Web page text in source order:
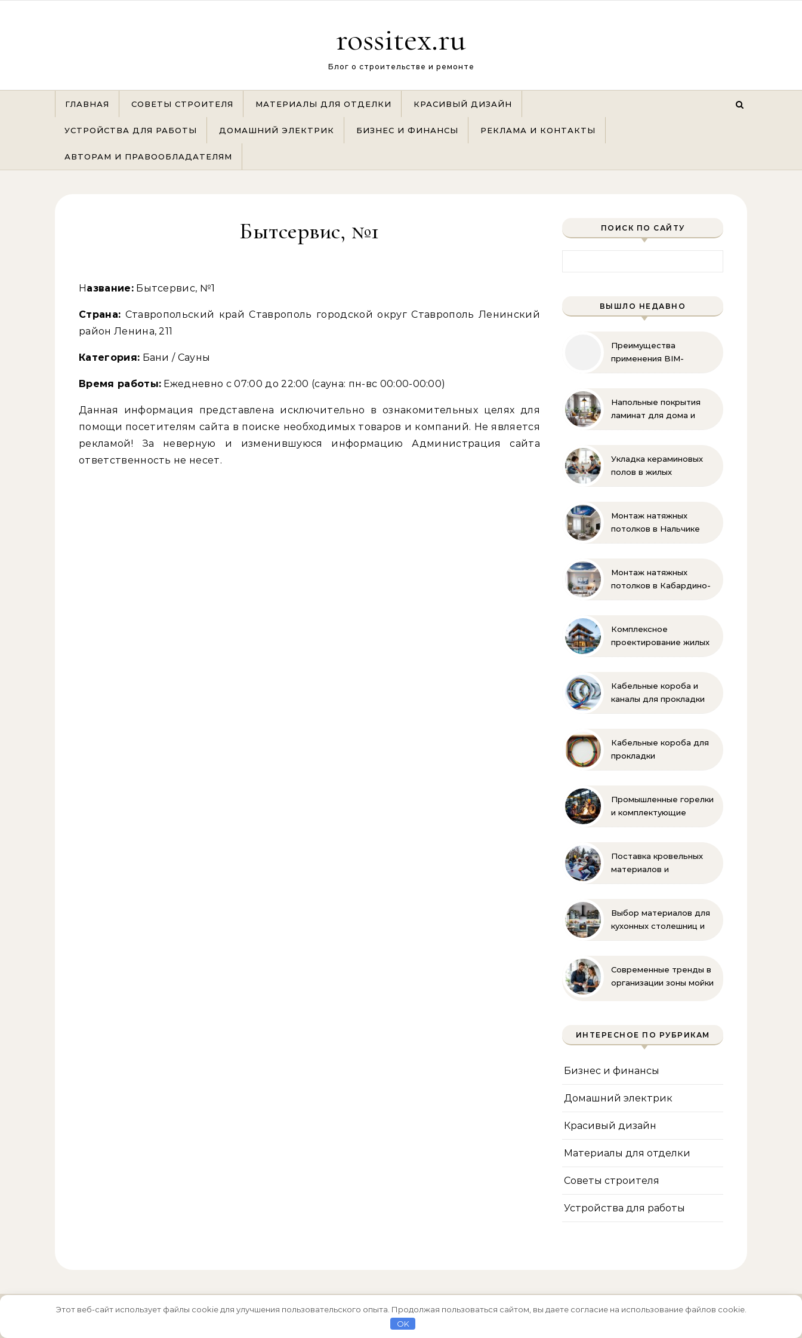
rossitex.ru
Блог о строительстве и ремонте
ГЛАВНАЯ СОВЕТЫ СТРОИТЕЛЯ МАТЕРИАЛЫ ДЛЯ ОТДЕЛКИ КРАСИВЫЙ ДИЗАЙН
УСТРОЙСТВА ДЛЯ РАБОТЫ ДОМАШНИЙ ЭЛЕКТРИК БИЗНЕС И ФИНАНСЫ РЕКЛАМА И КОНТАКТЫ
АВТОРАМ И ПРАВООБЛАДАТЕЛЯМ
Бытсервис, №1
Название:Бытсервис, №1
Страна: Ставропольский край Ставрополь городской округ Ставрополь Ленинский
район Ленина, 211
Категория: Бани / Сауны
Время работы: Ежедневно с 07:00 до 22:00 (сауна: пн-вс 00:00-00:00)
Данная информация представлена исключительно в ознакомительных целях для
помощи посетителям сайта в поиске необходимых товаров и компаний. Не является
рекламой! За неверную и изменившуюся информацию Администрация сайта
ответственность не несет.
ПОИСК ПО САЙТУ
ВЫШЛО НЕДАВНО
Преимущества
применения BIM-
Напольные покрытия
ламинат для дома и
Укладка кераминовых
полов в жилых
Монтаж натяжных
потолков в Нальчике
Монтаж натяжных
потолков в Кабардино-
Комплексное
проектирование жилых
Кабельные короба и
каналы для прокладки
Кабельные короба для
прокладки
Промышленные горелки
и комплектующие
Поставка кровельных
материалов и
Выбор материалов для
кухонных столешниц и
Современные тренды в
организации зоны мойки
ИНТЕРЕСНОЕ ПО РУБРИКАМ
Бизнес и финансы
Домашний электрик
Красивый дизайн
Материалы для отделки
Советы строителя
Устройства для работы
Optima Themes
Этот веб-сайт использует файлы cookie для улучшения пользовательского опыта. Продолжая пользоваться сайтом, вы даете согласие на использование файлов cookie.
OK